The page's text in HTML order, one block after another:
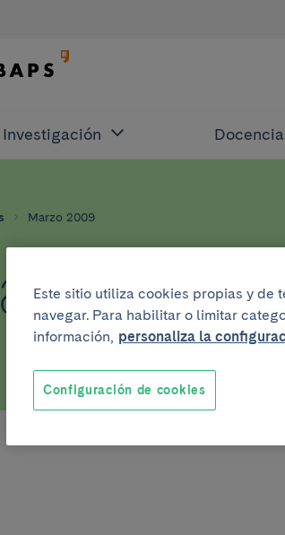
Investigación
Marzo 2009
de
Este sitio utiliza cookies propias y de
navegar. Para habilitar o limitar
información, personaliza la
Configuración de cookies